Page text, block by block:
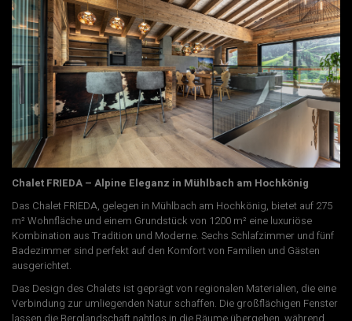
Chalet FRIEDA – Alpine Eleganz in Mühlbach am Hochkönig
Das Chalet FRIEDA, gelegen in Mühlbach am Hochkönig, bietet auf 275
m² Wohnfläche und einem Grundstück von 1200 m² eine luxuriöse
Kombination aus Tradition und Moderne. Sechs Schlafzimmer und fünf
Badezimmer sind perfekt auf den Komfort von Familien und Gästen
ausgerichtet.
Das Design des Chalets ist geprägt von regionalen Materialien, die eine
Verbindung zur umliegenden Natur schaffen. Die großflächigen Fenster